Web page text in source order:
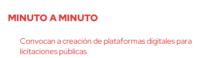
MINUTO A MINUTO
Convocan a creación de plataformas digitales para
licitaciones públicas